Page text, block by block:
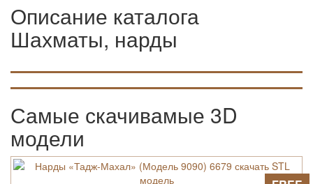
Описание каталога
Шахматы, нарды
Самые скачивамые 3D
модели